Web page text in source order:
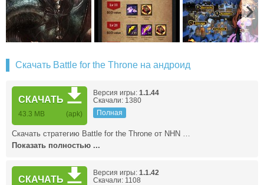
Скачать Battle for the Throne на андроид
СКАЧАТЬ
43.3 MB (apk)
Версия игры: 1.1.44
Скачали: 1380
Полная
Скачать стратегию Battle for the Throne от NHN …
Показать полностью ...
СКАЧАТЬ
Версия игры: 1.1.42
Скачали: 1108